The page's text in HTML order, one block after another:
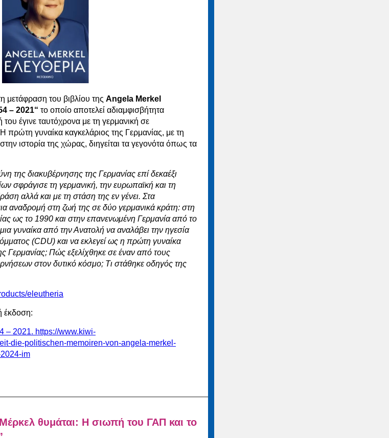
του βιβλίου της Angela Merkel
– 2021“ το οποίο αποτελεί αδιαμφισβήτητα
έγινε ταυτόχρονα με τη γερμανική σε
γυναίκα καγκελάριος της Γερμανίας, με τη
ιστορία της χώρας, διηγείται τα γεγονότα όπως τα
της διακυβέρνησης της Γερμανίας επί δεκαέξι
σφράγισε τη γερμανική, την ευρωπαϊκή και τη
αλλά και με τη στάση της εν γένει. Στα
αναδρομή στη ζωή της σε δύο γερμανικά κράτη: στη
ως το 1990 και στην επανενωμένη Γερμανία από το
γυναίκα από την Ανατολή να αναλάβει την ηγεσία
(CDU) και να εκλεγεί ως η πρώτη γυναίκα
Γερμανίας; Πώς εξελίχθηκε σε έναν από τους
στον δυτικό κόσμο; Τι στάθηκε οδηγός της
eleutheria
έκδοση:
– 2021. https://www.kiwi-
die-politischen-memoiren-von-angela-merkel-
im
θυμάται: Η σιωπή του ΓΑΠ και το